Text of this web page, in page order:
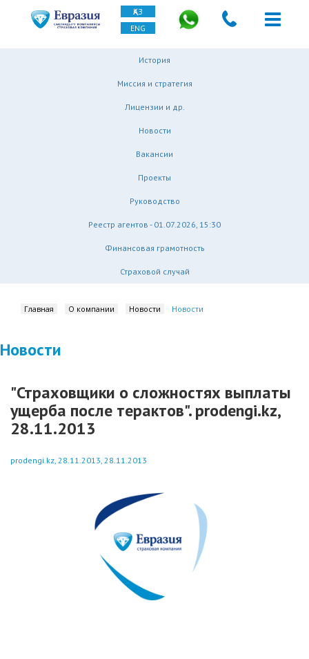
ҚАЗ
ENG
История
Миссия и стратегия
Лицензии и др.
Новости
Вакансии
Проекты
Руководство
Реестр агентов - 01.07.2026, 15:30
Финансовая грамотность
Страховой случай
Главная О компании Новости Новости
Новости
"Страховщики о сложностях выплаты
ущерба после терактов". prodengi.kz,
28.11.2013
prodengi.kz, 28.11.2013, 28.11.2013